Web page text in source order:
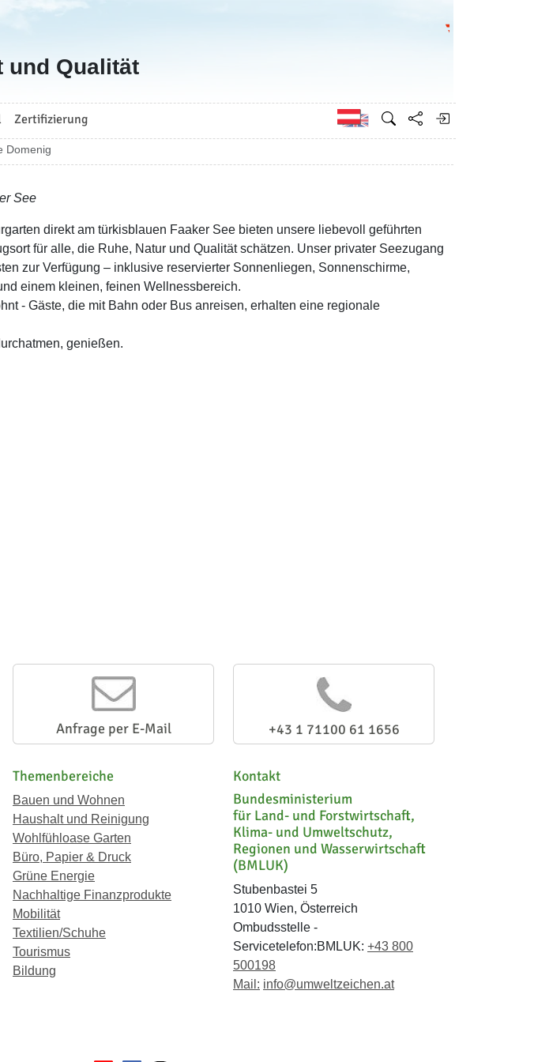
und Qualität
Zertifizierung Englisch
Domenig
See
direkt am türkisblauen Faaker See bieten unsere liebevoll geführten
für alle, die Ruhe, Natur und Qualität schätzen. Unser privater Seezugang
zur Verfügung – inklusive reservierter Sonnenliegen, Sonnenschirme,
einem kleinen, feinen Wellnessbereich.
- Gäste, die mit Bahn oder Bus anreisen, erhalten eine regionale
genießen.
Anfrage per E-Mail +43 1 71100 61 1656
Themenbereiche
Bauen und Wohnen
Haushalt und Reinigung
Wohlfühloase Garten
Büro, Papier & Druck
Grüne Energie
Nachhaltige Finanzprodukte
Mobilität
Textilien/Schuhe
Tourismus
Bildung
Kontakt
Bundesministerium
für Land- und Forstwirtschaft,
Klima- und Umweltschutz,
Regionen und Wasserwirtschaft
(BMLUK)
Stubenbastei 5
1010 Wien, Österreich
Ombudsstelle -
Servicetelefon:BMLUK: +43 800
500198
Mail: info@umweltzeichen.at